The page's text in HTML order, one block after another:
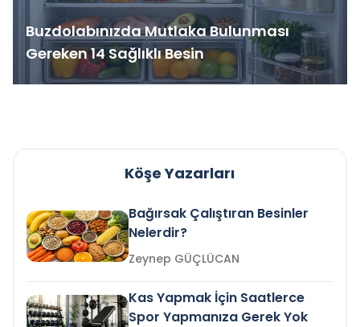
Buzdolabınızda Mutlaka Bulunması
Gereken 14 Sağlıklı Besin
Köşe Yazarları
Bağırsak Çalıştıran Besinler
Nelerdir?
Zeynep GÜÇLÜCAN
Kas Yapmak İçin Saatlerce
Spor Yapmanıza Gerek Yok